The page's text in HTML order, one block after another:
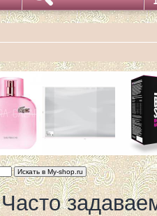
Часто